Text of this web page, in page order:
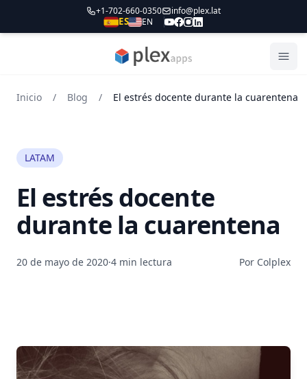
+1-702-660-0350 info@plex.lat
ES EN
PLEXapps
Inicio / Blog / El estrés docente durante la cuarentena
LATAM
El estrés docente
durante la cuarentena
20 de mayo de 2020·4 min lectura Por Colplex